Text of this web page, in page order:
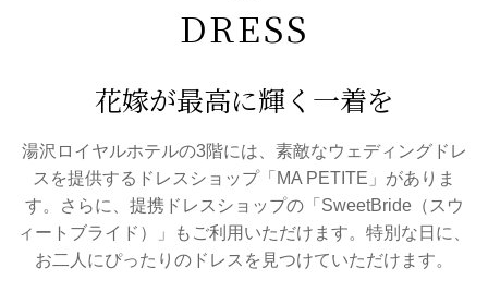
DRESS
花嫁が最高に輝く一着を
湯沢ロイヤルホテルの3階には、素敵なウェディングドレ
スを提供するドレスショップ「MA PETITE」がありま
す。
さらに、提携ドレスショップの「SweetBride（スウ
ィートブライド）」もご利用いただけます。特別な日に、
お二人にぴったりのドレスを見つけていただけます。